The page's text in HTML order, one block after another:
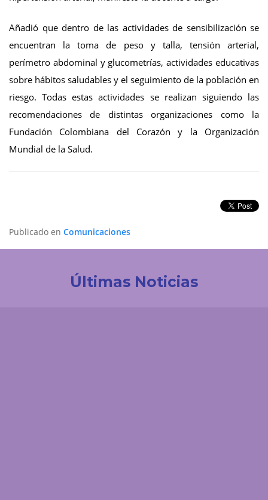
Añadió que dentro de las actividades de sensibilización se
encuentran la toma de peso y talla, tensión arterial,
perímetro abdominal y glucometrías, actividades educativas
sobre hábitos saludables y el seguimiento de la población en
riesgo. Todas estas actividades se realizan siguiendo las
recomendaciones de distintas organizaciones como la
Fundación Colombiana del Corazón y la Organización
Mundial de la Salud.
Publicado en Comunicaciones
Últimas Noticias